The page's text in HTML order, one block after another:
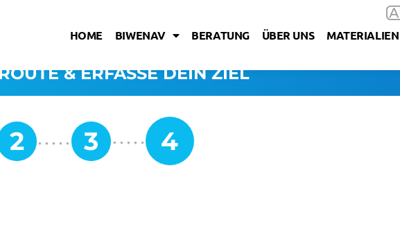
HOME BIWENAV BERATUNG ÜBER UNS
& ERFASSE DEIN ZIEL